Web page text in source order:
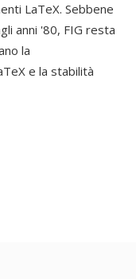
LaTeX. Sebbene
anni '80, FIG resta
la
e la stabilità